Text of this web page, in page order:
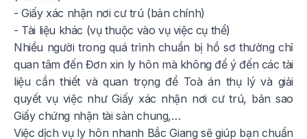
- Giấy xác nhận nơi cư trú (bản chính)
- Tài liệu khác (vụ thuộc vào vụ việc cụ thể)
Nhiều người trong quá trình chuẩn bị hồ sơ thường chỉ
quan tâm đến Đơn xin ly hôn mà không để ý đến các tài
liệu cần thiết và quan trọng để Toà án thụ lý và giải
quyết vụ việc như Giấy xác nhận nơi cư trú, bản sao
Giấy chứng nhận tài sản chung,…
Việc dịch vụ ly hôn nhanh Bắc Giang sẽ giúp bạn chuẩn